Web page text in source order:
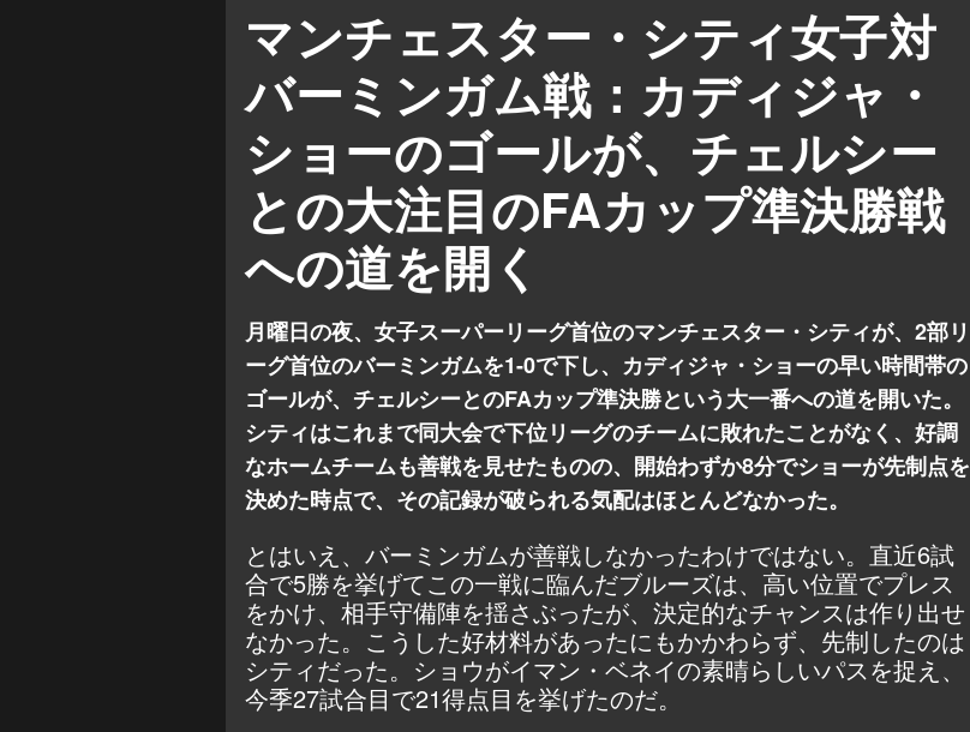
マンチェスター・シティ女子対
バーミンガム戦：カディジャ・
ショーのゴールが、チェルシー
との大注目のFAカップ準決勝戦
への道を開く
バーミンガムシティ女性 対 マンチェスターシティWFC
特集＆コラム
月曜日の夜、女子スーパーリーグ首位のマンチェスター・シティが、2部リ
ーグ首位のバーミンガムを1-0で下し、カディジャ・ショーの早い時間帯の
ゴールが、チェルシーとのFAカップ準決勝という大一番への道を開いた。
シティはこれまで同大会で下位リーグのチームに敗れたことがなく、好調
なホームチームも善戦を見せたものの、開始わずか8分でショーが先制点を
決めた時点で、その記録が破られる気配はほとんどなかった。
とはいえ、バーミンガムが善戦しなかったわけではない。直近6試
合で5勝を挙げてこの一戦に臨んだブルーズは、高い位置でプレス
をかけ、相手守備陣を揺さぶったが、決定的なチャンスは作り出せ
なかった。こうした好材料があったにもかかわらず、先制したのは
シティだった。ショウがイマン・ベネイの素晴らしいパスを捉え、
今季27試合目で21得点目を挙げたのだ。